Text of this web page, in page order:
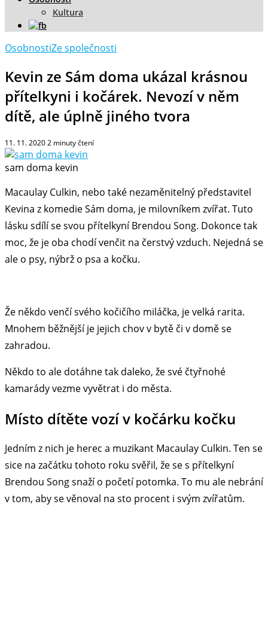
Kultura
OsobnostiZe společnosti
Kevin ze Sám doma ukázal krásnou
přítelkyni i kočárek. Nevozí v něm
dítě, ale úplně jiného tvora
11. 11. 20202 minuty čtení
sam doma kevin
Macaulay Culkin, nebo také nezaměnitelný představitel
Kevina z komedie Sám doma, je milovníkem zvířat. Tuto
lásku sdílí se svou přítelkyní Brendou Song. Dokonce tak
moc, že je oba chodí venčit na čerstvý vzduch. Nejedná se
ale o psy, nýbrž o psa a kočku.
Že někdo venčí svého kočičího miláčka, je velká rarita.
Mnohem běžnější je jejich chov v bytě či v domě se
zahradou.
Někdo to ale dotáhne tak daleko, že své čtyřnohé
kamarády vezme vyvětrat i do města.
Místo dítěte vozí v kočárku kočku
Jedním z nich je herec a muzikant Macaulay Culkin. Ten se
sice na začátku tohoto roku svěřil, že se s přítelkyní
Brendou Song snaží o početí potomka. To mu ale nebrání
v tom, aby se věnoval na sto procent i svým zvířatům.